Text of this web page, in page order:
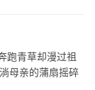
跑青草却漫过祖
母亲的蒲扇摇碎